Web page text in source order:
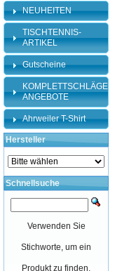
NEUHEITEN
TISCHTENNIS-
ARTIKEL
Gutscheine
KOMPLETTSCHLÄGER-
ANGEBOTE
Ahrweiler T-Shirt
Hersteller
Schnellsuche
Verwenden Sie
Stichworte, um ein
Produkt zu finden.